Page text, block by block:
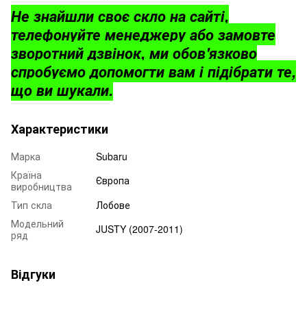
Не знайшли своє скло на сайті,
телефонуйте менеджеру або замовте
зворотний дзвінок, ми обов'язково
спробуємо допомогти вам і підібрати те,
що ви шукали.
Характеристики
Марка
Subaru
Країна
виробництва
Європа
Тип скла
Лобове
Модельний
ряд
JUSTY (2007-2011)
Відгуки